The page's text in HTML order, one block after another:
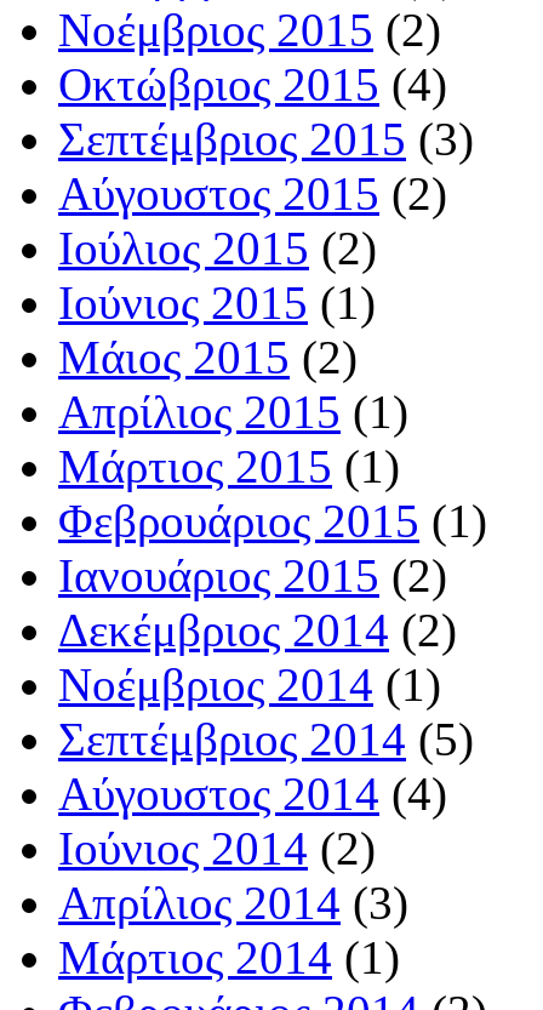
Νοέμβριος 2015 (2)
Οκτώβριος 2015 (4)
Σεπτέμβριος 2015 (3)
Αύγουστος 2015 (2)
Ιούλιος 2015 (2)
Ιούνιος 2015 (1)
Μάιος 2015 (2)
Απρίλιος 2015 (1)
Μάρτιος 2015 (1)
Φεβρουάριος 2015 (1)
Ιανουάριος 2015 (2)
Δεκέμβριος 2014 (2)
Νοέμβριος 2014 (1)
Σεπτέμβριος 2014 (5)
Αύγουστος 2014 (4)
Ιούνιος 2014 (2)
Απρίλιος 2014 (3)
Μάρτιος 2014 (1)